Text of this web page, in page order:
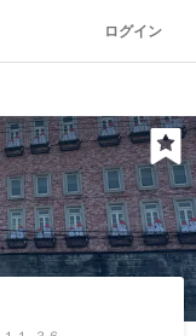
ログイン